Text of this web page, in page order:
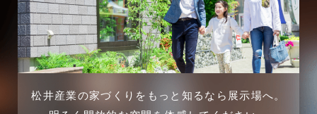
不動産の基礎知識に関するよくある質問
介護施設経営活用事例
企業誘致事例
2025年1月
2024年12月
2024年11月
松井産業の家づくりをもっと知るなら展示場へ。